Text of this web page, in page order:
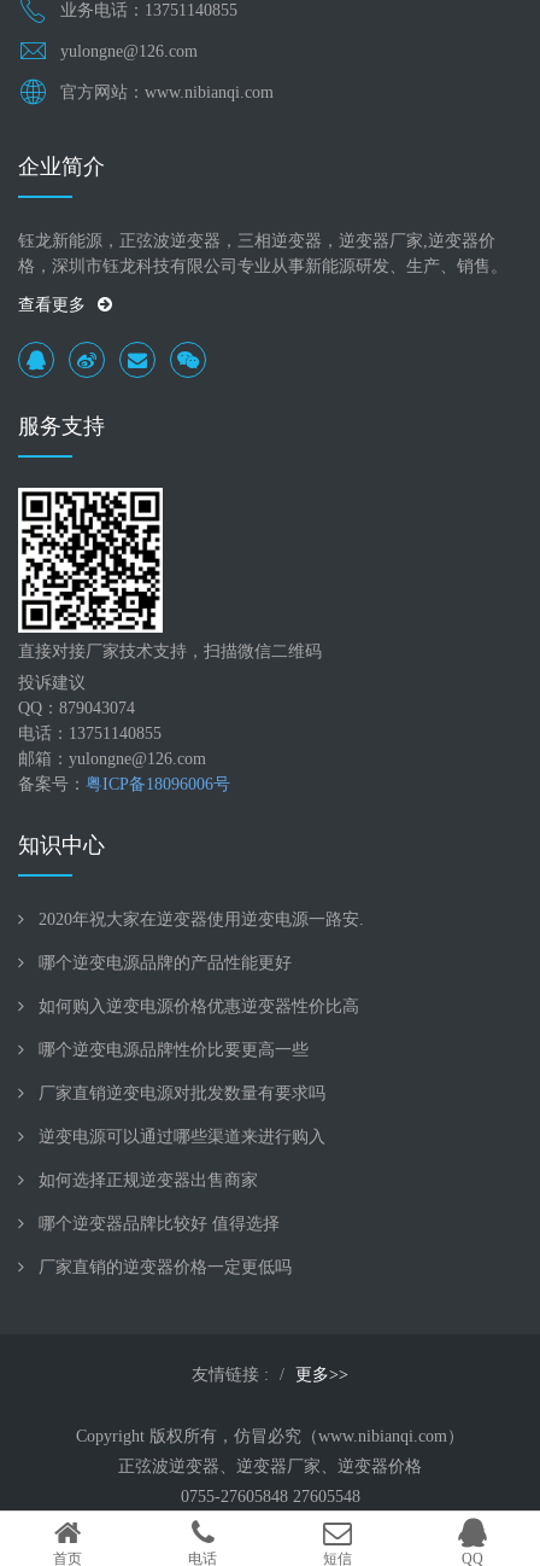
业务电话：13751140855
yulongne@126.com
官方网站：www.nibianqi.com
企业简介
钰龙新能源，正弦波逆变器，三相逆变器，逆变器厂家,逆变器价
格，深圳市钰龙科技有限公司专业从事新能源研发、生产、销售。
查看更多
服务支持
直接对接厂家技术支持，扫描微信二维码
投诉建议
QQ：879043074
电话：13751140855
邮箱：yulongne@126.com
备案号： 粤ICP备18096006号
知识中心
2020年祝大家在逆变器使用逆变电源一路安.
哪个逆变电源品牌的产品性能更好
如何购入逆变电源价格优惠逆变器性价比高
哪个逆变电源品牌性价比要更高一些
厂家直销逆变电源对批发数量有要求吗
逆变电源可以通过哪些渠道来进行购入
如何选择正规逆变器出售商家
哪个逆变器品牌比较好 值得选择
厂家直销的逆变器价格一定更低吗
友情链接 : 更多>>
Copyright 版权所有，仿冒必究（www.nibianqi.com）
正弦波逆变器、逆变器厂家、逆变器价格
0755-27605848 27605548
逆变器、正弦波逆变器、三相逆变器、通讯逆变器、房车逆变器、
深圳市钰龙科技有限公司
首页 电话 短信 QQ